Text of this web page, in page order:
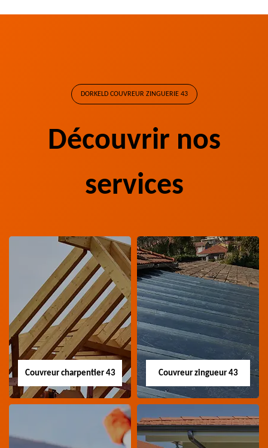
DORKELD COUVREUR ZINGUERIE 43
Découvrir nos
services
Couvreur charpentier 43 Couvreur zingueur 43